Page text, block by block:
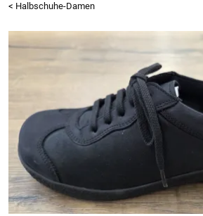
< Halbschuhe-Damen